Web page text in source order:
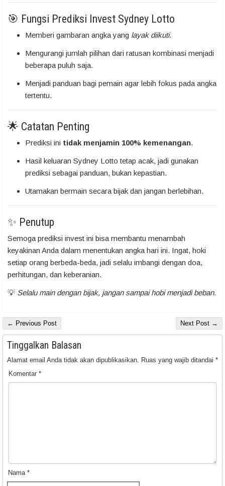
🎯 Fungsi Prediksi Invest Sydney Lotto
Memberi gambaran angka yang layak diikuti.
Mengurangi jumlah pilihan dari ratusan kombinasi menjadi
beberapa puluh saja.
Menjadi panduan bagi pemain agar lebih fokus pada angka
tertentu.
🌟 Catatan Penting
Prediksi ini tidak menjamin 100% kemenangan.
Hasil keluaran Sydney Lotto tetap acak, jadi gunakan
prediksi sebagai panduan, bukan kepastian.
Utamakan bermain secara bijak dan jangan berlebihan.
✨ Penutup
Semoga prediksi invest ini bisa membantu menambah
keyakinan Anda dalam menentukan angka hari ini. Ingat, hoki
setiap orang berbeda-beda, jadi selalu imbangi dengan doa,
perhitungan, dan keberanian.
💡 Selalu main dengan bijak, jangan sampai hobi menjadi beban.
← Previous Post Next Post →
Tinggalkan Balasan
Alamat email Anda tidak akan dipublikasikan. Ruas yang wajib ditandai *
Komentar *
Nama *